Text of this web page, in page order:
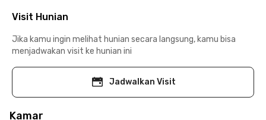
Visit Hunian
Jika kamu ingin melihat hunian secara langsung, kamu bisa
menjadwakan visit ke hunian ini
Jadwalkan Visit
Kamar